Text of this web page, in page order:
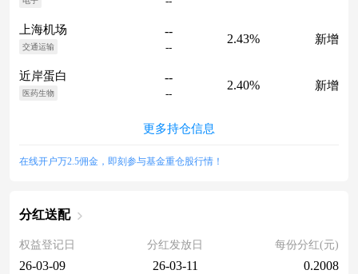
上海机场
交通运输
--
--
2.43% 新增
近岸蛋白
医药生物
--
--
2.40% 新增
更多持仓信息
在线开户万2.5佣金，即刻参与基金重仓股行情！
分红送配
权益登记日
26-03-09
分红发放日
26-03-11
每份分红(元)
0.2008